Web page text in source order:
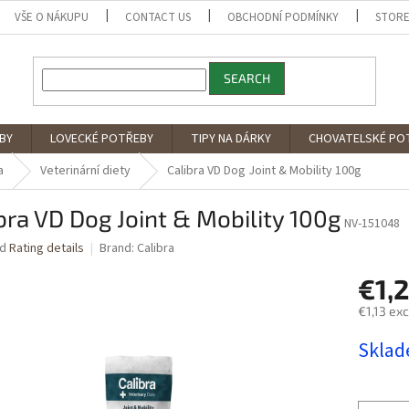
VŠE O NÁKUPU CONTACT US OBCHODNÍ PODMÍNKY
SEARCH
LOVECKÉ POTŘEBY TIPY NA DÁRKY CHOVATELSKÉ
Veterinární diety Calibra VD Dog Joint & Mobility 100g
VD Dog Joint & Mobility 100g NV-151048
Rating details Brand: Calibra
€1,13
price: